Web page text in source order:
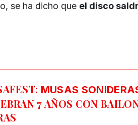
se ha dicho que el disco
MUSAS
7 AÑOS CON